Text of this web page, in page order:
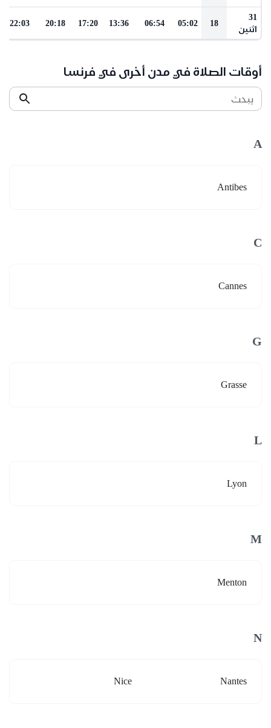
31
اثنين
18
05:02
06:54
13:36
17:20
20:18
22:03
أوقات الصلاة في مدن أخرى في فرنسا
يبحث
A
Antibes
C
Cannes
G
Grasse
L
Lyon
M
Menton
N
Nantes
Nice